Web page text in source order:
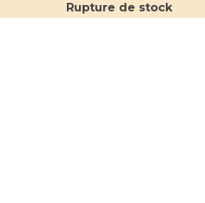
Rupture de stock